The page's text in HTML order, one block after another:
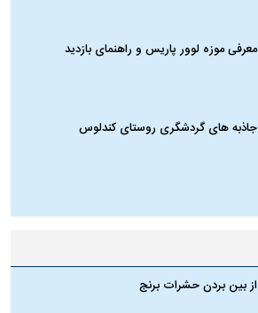
معرفی موزه لوور پاریس و راهنمای بازدید
جاذبه های گردشگری روستای کندلوس
از بین بردن حشرات برنج